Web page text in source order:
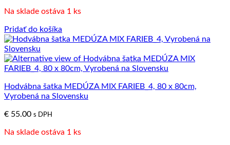
Na sklade ostáva 1 ks
Pridať do košíka
Hodvábna šatka MEDÚZA MIX FARIEB_4, 80 x 80cm,
Vyrobená na Slovensku
€ 55.00 s DPH
Na sklade ostáva 1 ks